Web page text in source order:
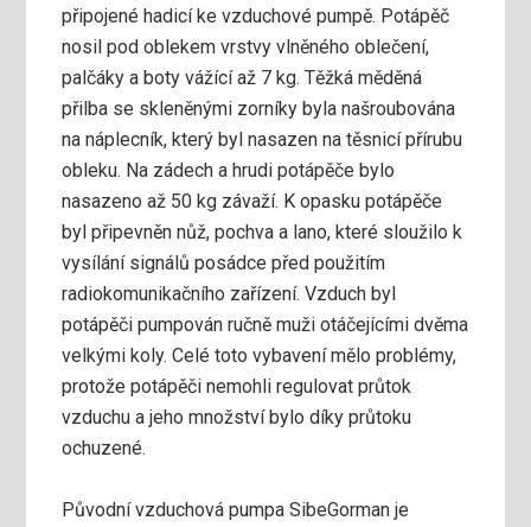
připojené hadicí ke vzduchové pumpě. Potápěč
nosil pod oblekem vrstvy vlněného oblečení,
palčáky a boty vážící až 7 kg. Těžká měděná
přilba se skleněnými zorníky byla našroubována
na náplecník, který byl nasazen na těsnicí přírubu
obleku. Na zádech a hrudi potápěče bylo
nasazeno až 50 kg závaží. K opasku potápěče
byl připevněn nůž, pochva a lano, které sloužilo k
vysílání signálů posádce před použitím
radiokomunikačního zařízení. Vzduch byl
potápěči pumpován ručně muži otáčejícími dvěma
velkými koly. Celé toto vybavení mělo problémy,
protože potápěči nemohli regulovat průtok
vzduchu a jeho množství bylo díky průtoku
ochuzené.
Původní vzduchová pumpa SibeGorman je